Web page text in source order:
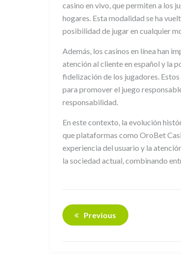
casino en vivo, que permiten a los
hogares. Esta modalidad se ha
posibilidad de jugar en cualquier
Además, los casinos en línea han
atención al cliente en español y la
fidelización de los jugadores.
para promover el juego
responsabilidad.
En este contexto, la evolución
que plataformas como OroBet
experiencia del usuario y la
la sociedad actual, combinando
Previous